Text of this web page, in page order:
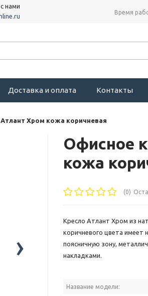
нами
Время
Доставка и оплата Контакты
Хром кожа коричневая
›
Офисное
кожа
(0)
Кресло Атлант Хром из
коричневого цвета имеет
поясничную зону,
накладками.
Название модели: